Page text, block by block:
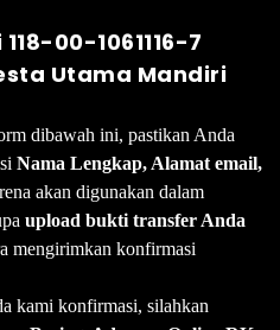
00-1061116-7
Utama Mandiri
dibawah ini, pastikan Anda
Nama Lengkap, Alamat email,
akan digunakan dalam
upload bukti transfer Anda
mengirimkan konfirmasi
kami konfirmasi, silahkan